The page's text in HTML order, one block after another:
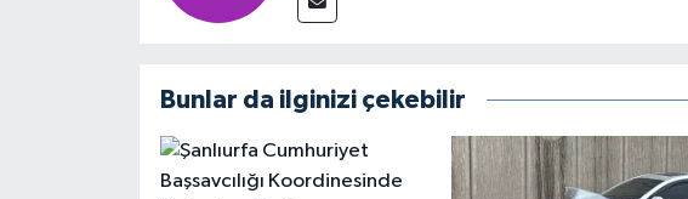
Bunlar da ilginizi çekebilir